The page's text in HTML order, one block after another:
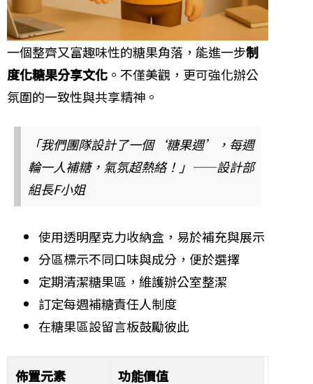
一個整齊又富趣味性的糖果角落，能進一步制
度化糖果分享文化 。不僅美觀，更可強化辦公
氛圍的一致性與共享精神。
「我們團隊設計了一個‘糖果週’，每週
輪一人補糖，氣氛超熱絡！」——設計部
組長F小姐
使用透明壓克力收納盒，易於補充與展示
分區標示不同口味與成分，便於選擇
定期清潔糖果區，維護辦公室整潔
訂定每週補糖責任人制度
在糖果區設留言板鼓勵彼此
佈置元素 功能價值